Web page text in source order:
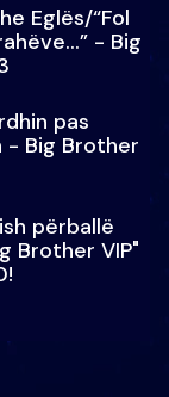
Eglës/“Fol
- Big
pas
- Big Brother
përballë
Brother VIP"